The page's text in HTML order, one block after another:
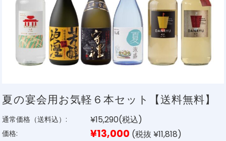
夏の宴会用お気軽６本セット【送料無料】
通常価格（送料込）: ¥15,290(税込)
価格: ¥13,000 (税抜 ¥11,818)